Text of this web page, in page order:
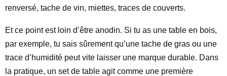
renversé, tache de vin, miettes, traces de couverts.
Et ce point est loin d’être anodin. Si tu as une table en bois,
par exemple, tu sais sûrement qu’une tache de gras ou une
trace d’humidité peut vite laisser une marque durable. Dans
la pratique, un set de table agit comme une première